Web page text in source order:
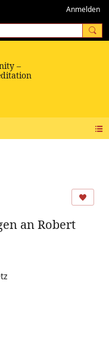
Anmelden
an Robert